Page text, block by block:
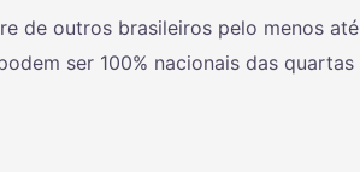
de outros brasileiros pelo menos até
ser 100% nacionais das quartas